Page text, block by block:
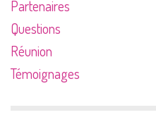
Partenaires
Questions
Réunion
Témoignages